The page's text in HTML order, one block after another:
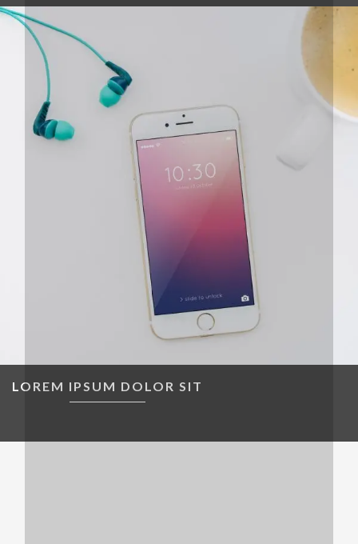
LOREM IPSUM DOLOR SIT